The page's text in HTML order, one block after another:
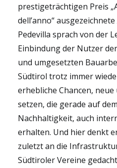
prestigeträchtigen Preis
dell’anno“
Pedevilla sprach von der
Einbindung der Nutzer
und umgesetzten
Südtirol trotz immer
erhebliche Chancen,
setzen, die gerade auf
Nachhaltigkeit, auch
erhalten. Und hier denkt
zuletzt an die
Südtiroler Vereine